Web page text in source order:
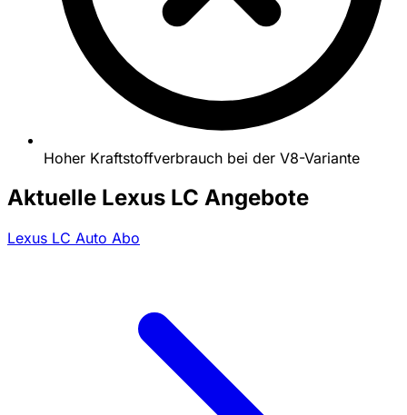
Hoher Kraftstoffverbrauch bei der V8-Variante
Aktuelle Lexus LC Angebote
Lexus LC Auto Abo